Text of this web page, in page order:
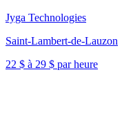
Jyga Technologies
Saint-Lambert-de-Lauzon
22 $ à 29 $ par heure